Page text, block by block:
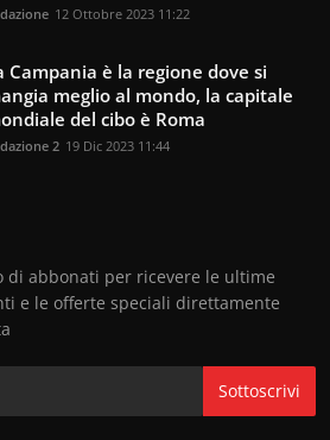
12 Ottobre 2023 11:22
Campania è la regione dove si
meglio al mondo, la capitale
del cibo è Roma
2 19 Dic 2023 11:44
di abbonati per ricevere le ultime
e le offerte speciali direttamente
Sottoscrivi